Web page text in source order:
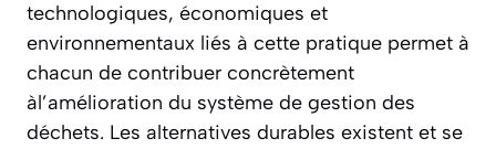
technologiques, économiques et
environnementaux liés à cette pratique permet à
chacun de contribuer concrètement
àl’amélioration du système de gestion des
déchets. Les alternatives durables existent et se